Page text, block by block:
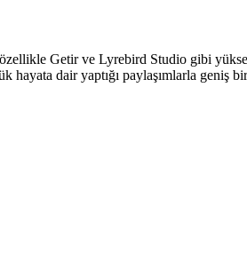
özellikle Getir ve Lyrebird Studio gibi
dair yaptığı paylaşımlarla geniş bir